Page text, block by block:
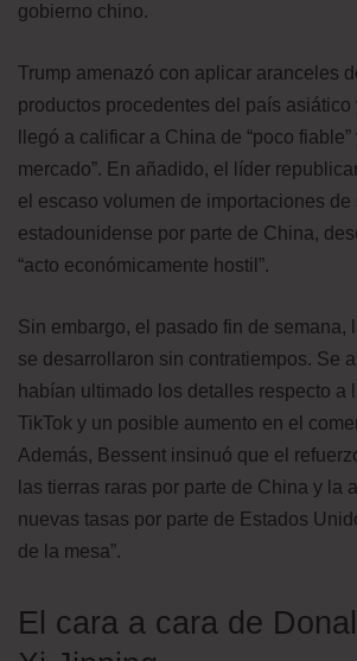
gobierno chino.
Trump amenazó con aplicar aranceles
productos procedentes del país asiático
llegó a calificar a China de “poco fiable”
mercado”. En añadido, el líder
el escaso volumen de importaciones de
estadounidense por parte de China,
“acto económicamente hostil”.
Sin embargo, el pasado fin de semana,
se desarrollaron sin contratiempos. Se
habían ultimado los detalles respecto a
TikTok y un posible aumento en el
Además, Bessent insinuó que el
las tierras raras por parte de China y la
nuevas tasas por parte de Estados
de la mesa”.
El cara a cara de